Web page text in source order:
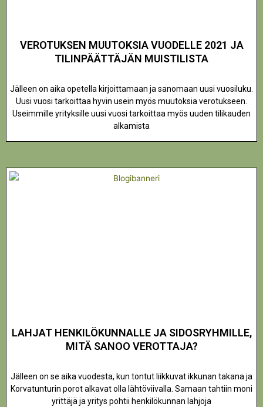
VEROTUKSEN MUUTOKSIA VUODELLE 2021 JA
TILINPÄÄTTÄJÄN MUISTILISTA
Jälleen on aika opetella kirjoittamaan ja sanomaan uusi vuosiluku.
Uusi vuosi tarkoittaa hyvin usein myös muutoksia verotukseen.
Useimmille yrityksille uusi vuosi tarkoittaa myös uuden tilikauden
alkamista
LAHJAT HENKILÖKUNNALLE JA SIDOSRYHMILLE,
MITÄ SANOO VEROTTAJA?
Jälleen on se aika vuodesta, kun tontut liikkuvat ikkunan takana ja
Korvatunturin porot alkavat olla lähtöviivalla. Samaan tahtiin moni
yrittäjä ja yritys pohtii henkilökunnan lahjoja